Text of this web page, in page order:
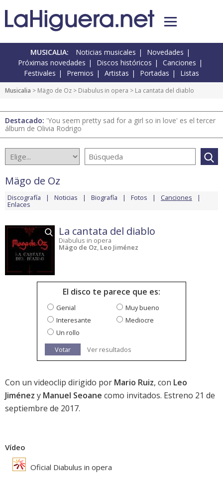
MUSICALIA: Noticias musicales
Novedades
Próximas novedades
Discos históricos
Canciones
Festivales
Premios Artistas Portadas Listas
Musicalia > Mägo de Oz > Diabulus in opera > La cantata del diablo
Destacado: 'You seem pretty sad for a girl so in love' es el tercer
álbum de Olivia Rodrigo
Mägo de Oz
Discografía Noticias Biografía Fotos Canciones
Enlaces
La cantata del diablo
Diabulus in opera
Mägo de Oz, Leo Jiménez
El disco te parece que es:
Genial
Muy bueno
Interesante
Mediocre
Un rollo
Votar
Ver resultados
Con un videoclip dirigido por Mario Ruiz, con Leo
Jiménez y Manuel Seoane como invitados. Estreno 21 de
septiembre de 2017.
Vídeo
Oficial Diabulus in opera